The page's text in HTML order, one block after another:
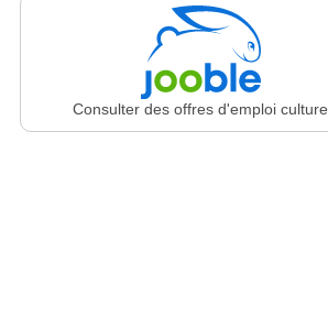
Consulter des offres d'emploi culture